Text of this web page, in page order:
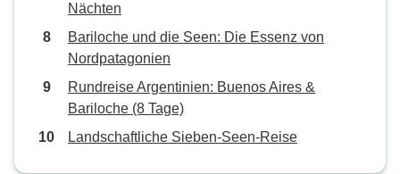
Nächten
Bariloche und die Seen: Die Essenz von
Nordpatagonien
Rundreise Argentinien: Buenos Aires &
Bariloche (8 Tage)
Landschaftliche Sieben-Seen-Reise